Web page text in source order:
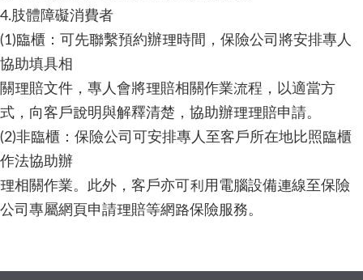
4.肢體障礙消費者
(1)臨櫃：可先聯繫預約辦理時間，保險公司將安排專人
協助填具相
關理賠文件，專人會將理賠相關作業流程，以適當方
式，向客戶說明與解釋清楚，協助辦理理賠申請。
(2)非臨櫃：保險公司可安排專人至客戶所在地比照臨櫃
作法協助辦
理相關作業。此外，客戶亦可利用電腦設備連線至保險
公司專屬網頁申請理賠等網路保險服務。